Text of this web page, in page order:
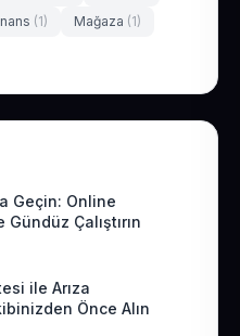
(1) Mağaza (1)
Geçin: Online
Gündüz Çalıştırın
ile Arıza
Önce Alın